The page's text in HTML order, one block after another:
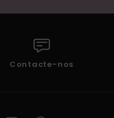
Contacte-nos